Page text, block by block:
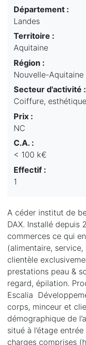
Département :
Landes
Territoire :
Aquitaine
Région :
Nouvelle-Aquitaine
Secteur d'activité :
Coiffure, esthétique
Prix :
NC
C.A. :
< 100 k€
Effectif :
1
A céder institut de
DAX. Installé depuis
commerces ce qui
(alimentaire,
clientèle
prestations peau &
regard, épilation.
Escalia
corps, minceur et
démographique de
situé à l’étage
charges comprises